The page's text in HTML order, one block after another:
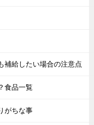
補給したい場合の注意点
食品一覧
がちな事